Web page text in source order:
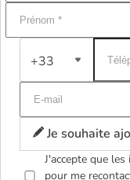
+33
Je souhaite
J'accepte que
pour me